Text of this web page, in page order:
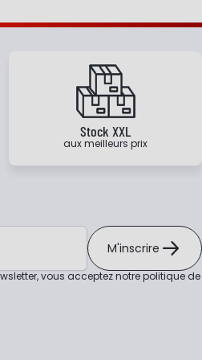
Stock XXL
aux meilleurs prix
M'inscrire
vous acceptez notrepolitique de